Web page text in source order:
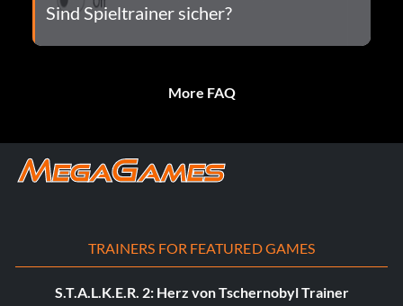
Sind Spieltrainer sicher?
More FAQ
TRAINERS FOR FEATURED GAMES
S.T.A.L.K.E.R. 2: Herz von Tschernobyl Trainer